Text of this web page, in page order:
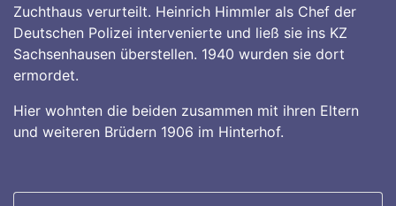
Zuchthaus verurteilt. Heinrich Himmler als Chef der
Deutschen Polizei intervenierte und ließ sie ins KZ
Sachsenhausen überstellen. 1940 wurden sie dort
ermordet.
Hier wohnten die beiden zusammen mit ihren Eltern
und weiteren Brüdern 1906 im Hinterhof.